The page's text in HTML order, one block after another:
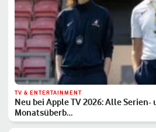
TV & ENTERTAINMENT
Neu bei Apple TV 2026: Alle
Monatsüberb…